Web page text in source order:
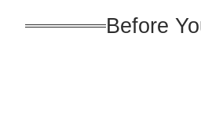
Before